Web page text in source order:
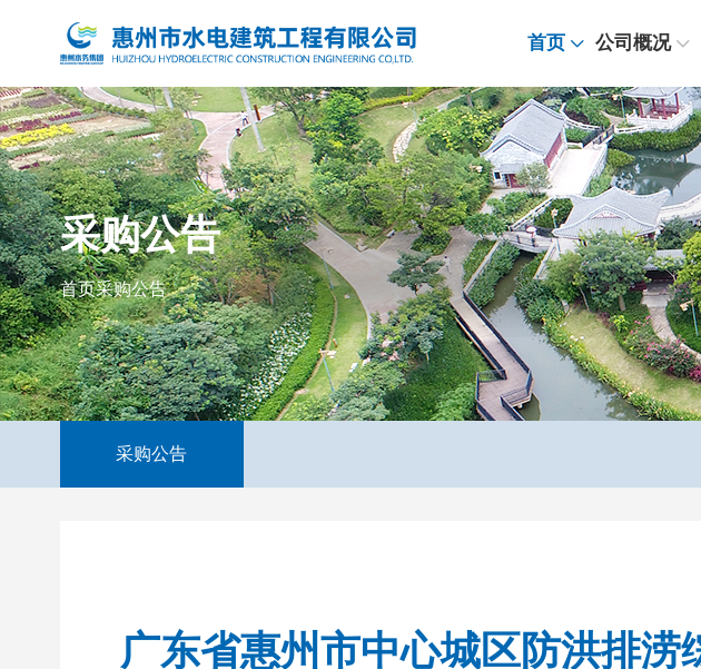
首页 公司概况
采购公告
首页采购公告
采购公告
广东省惠州市中心城区防洪排